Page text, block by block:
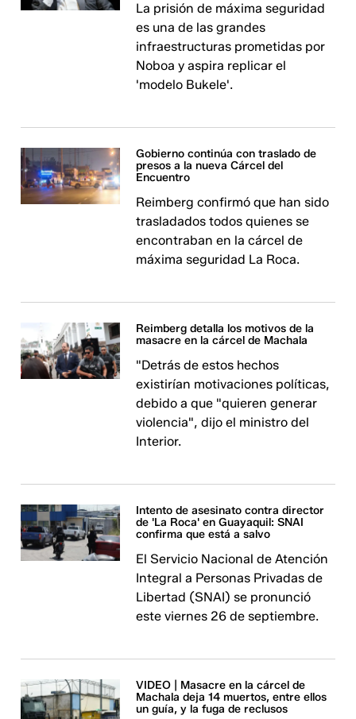
La prisión de máxima seguridad
es una de las grandes
infraestructuras prometidas por
Noboa y aspira replicar el
'modelo Bukele'.
Gobierno continúa con traslado de
presos a la nueva Cárcel del
Encuentro
Reimberg confirmó que han sido
trasladados todos quienes se
encontraban en la cárcel de
máxima seguridad La Roca.
Reimberg detalla los motivos de la
masacre en la cárcel de Machala
"Detrás de estos hechos
existirían motivaciones políticas,
debido a que "quieren generar
violencia", dijo el ministro del
Interior.
Intento de asesinato contra director
de 'La Roca' en Guayaquil: SNAI
confirma que está a salvo
El Servicio Nacional de Atención
Integral a Personas Privadas de
Libertad (SNAI) se pronunció
este viernes 26 de septiembre.
VIDEO | Masacre en la cárcel de
Machala deja 14 muertos, entre ellos
un guía, y la fuga de reclusos